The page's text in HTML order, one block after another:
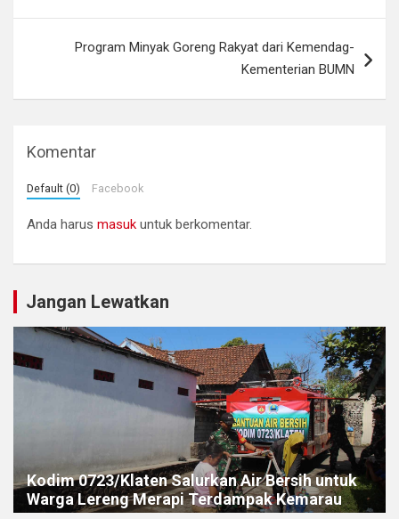
Program Minyak Goreng Rakyat dari Kemendag-
Kementerian BUMN
Komentar
Default (0) Facebook
Anda harus masuk untuk berkomentar.
Jangan Lewatkan
Kodim 0723/Klaten Salurkan Air Bersih untuk
Warga Lereng Merapi Terdampak Kemarau